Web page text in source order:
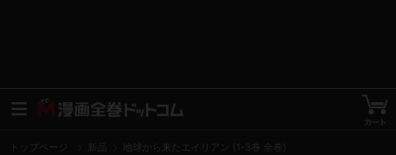
トップページ 地球から来たエイリアン (1-3巻 全巻)